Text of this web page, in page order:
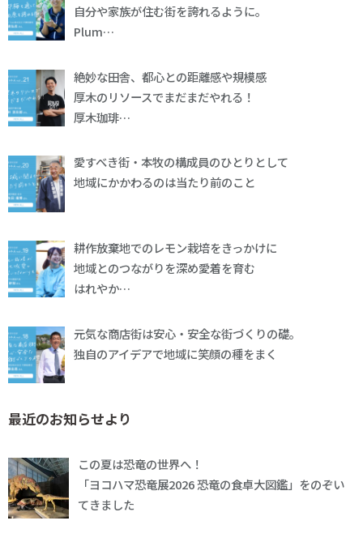
自分や家族が住む街を誇れるように。
Plum…
絶妙な田舎、都心との距離感や規模感
厚木のリソースでまだまだやれる！
厚木珈琲…
愛すべき街・本牧の構成員のひとりとして
地域にかかわるのは当たり前のこと
耕作放棄地でのレモン栽培をきっかけに
地域とのつながりを深め愛着を育む
はれやか…
元気な商店街は安心・安全な街づくりの礎。
独自のアイデアで地域に笑顔の種をまく
最近のお知らせより
この夏は恐竜の世界へ！
「ヨコハマ恐竜展2026 恐竜の食卓大図鑑」をのぞい
てきました